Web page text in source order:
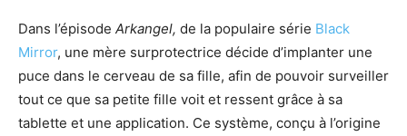
Dans l’épisode Arkangel, de la populaire série Black
Mirror, une mère surprotectrice décide d’implanter une
puce dans le cerveau de sa fille, afin de pouvoir surveiller
tout ce que sa petite fille voit et ressent grâce à sa
tablette et une application. Ce système, conçu à l’origine